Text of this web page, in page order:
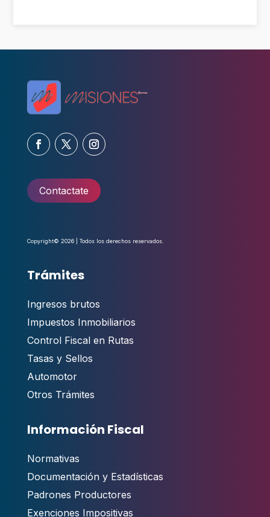
Contactate
Copyright© 2026 | Todos los derechos reservados.
Trámites
Ingresos brutos
Impuestos Inmobiliarios
Control Fiscal en Rutas
Tasas y Sellos
Automotor
Otros Trámites
Información Fiscal
Normativas
Documentación y Estadísticas
Padrones Productores
Exenciones Impositivas